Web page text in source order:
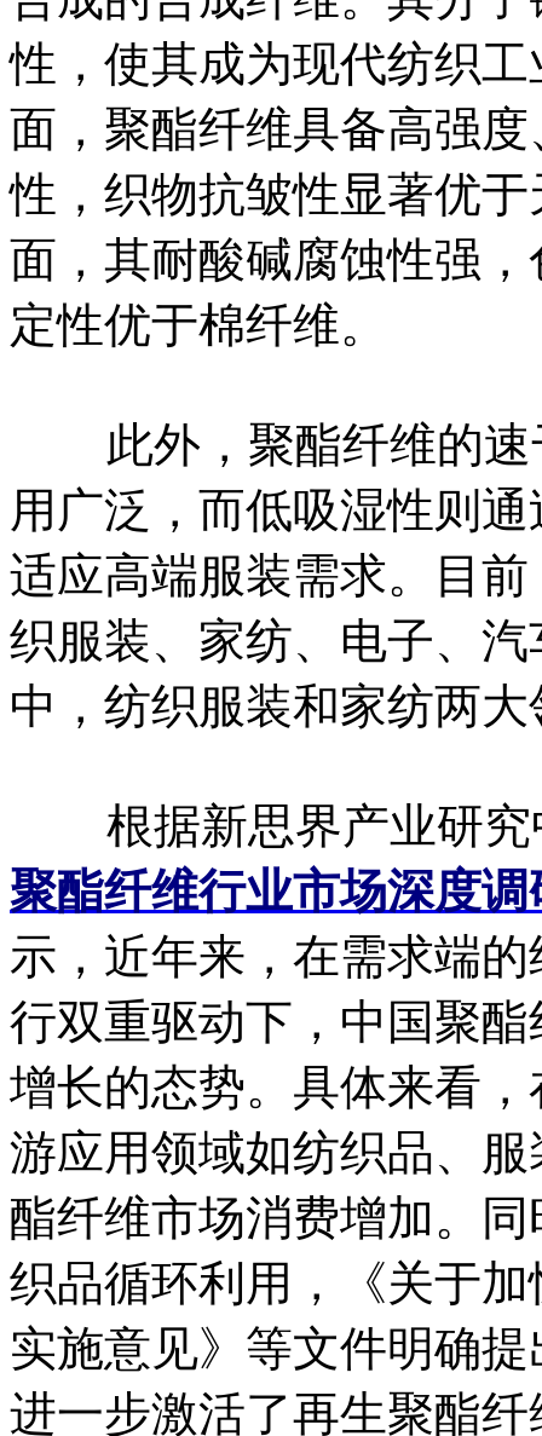
性，使其成为现代纺织
面，聚酯纤维具备高强
性，织物抗皱性显著优
面，其耐酸碱腐蚀性强
定性优于棉纤维。
此外，聚酯纤维的速
用广泛，而低吸湿性则
适应高端服装需求。目
织服装、家纺、电子、
中，纺织服装和家纺两
根据新思界产业研究
聚酯纤维行业市场深度
示，近年来，在需求端
行双重驱动下，中国聚
增长的态势。具体来看
游应用领域如纺织品、
酯纤维市场消费增加。
织品循环利用，《关于
实施意见》等文件明确
进一步激活了再生聚酯